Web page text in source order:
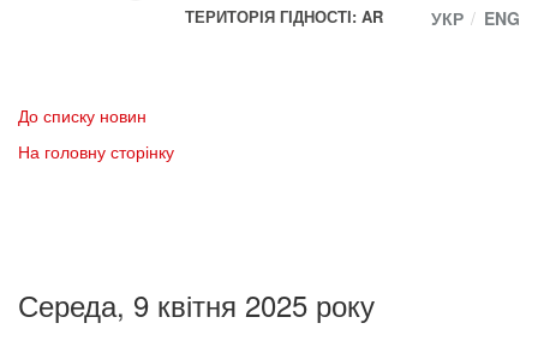
ТЕРИТОРІЯ ГІДНОСТІ: AR
УКР ENG
До списку новин
На головну сторінку
Середа, 9 квітня 2025 року